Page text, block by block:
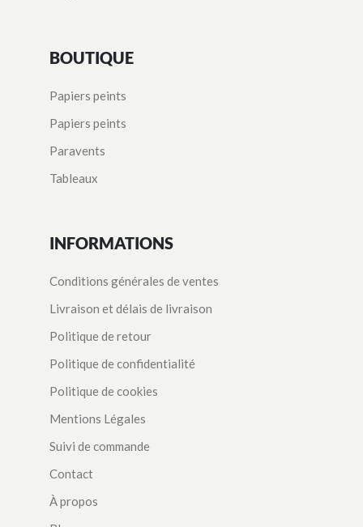
BOUTIQUE
Papiers peints
Papiers peints
Paravents
Tableaux
INFORMATIONS
Conditions générales de ventes
Livraison et délais de livraison
Politique de retour
Politique de confidentialité
Politique de cookies
Mentions Légales
Suivi de commande
Contact
À propos